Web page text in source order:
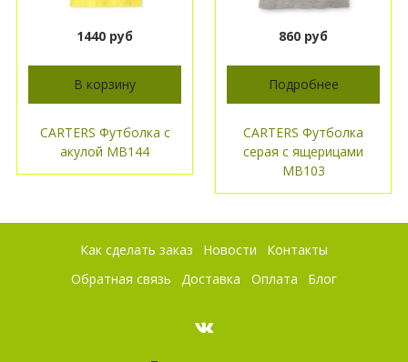
1440 руб
В корзину
CARTERS Футболка с
акулой МВ144
860 руб
Подробнее
CARTERS Футболка
серая с ящерицами
МВ103
Как сделать заказ Новости
Контакты
Обратная связь
Доставка Оплата Блог